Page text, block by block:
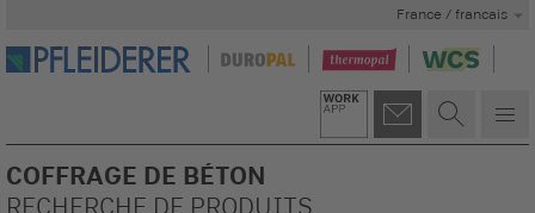
France / francais
COFFRAGE DE BÉTON
RECHERCHE DE PRODUITS